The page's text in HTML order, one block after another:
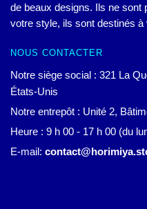
de beaux designs. Ils ne sont
votre style, ils sont destinés à
NOUS CONTACTER
Notre siège social : 321 La
États-Unis
Notre entrepôt : Unité 2,
Heure : 9 h 00 - 17 h 00 (du
E-mail: